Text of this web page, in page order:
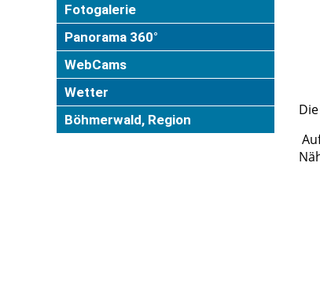
Fotogalerie
Panorama 360°
WebCams
Wetter
Böhmerwald, Region